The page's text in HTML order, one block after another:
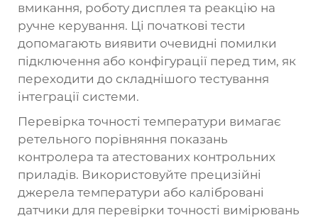
вмикання, роботу дисплея та реакцію на
ручне керування. Ці початкові тести
допомагають виявити очевидні помилки
підключення або конфігурації перед тим, як
переходити до складнішого тестування
інтеграції системи.
Перевірка точності температури вимагає
ретельного порівняння показань
контролера та атестованих контрольних
приладів. Використовуйте прецизійні
джерела температури або калібровані
датчики для перевірки точності вимірювань